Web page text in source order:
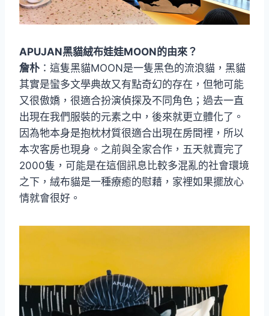
APUJAN黑貓絨布娃娃MOON的由來？
詹朴 ：這隻黑貓MOON是一隻黑色的流浪貓，黑貓
其實是蠻多文學典故又有點奇幻的存在，但牠可能
又很傲嬌，很適合扮演偵探及不同角色；過去一直
出現在我們服裝的元素之中，後來就更立體化了。
因為牠本身是抱枕材質很適合出現在房間裡，所以
本次客房也現身。之前與全家合作，五天就賣完了
2000隻，可能是在這個訊息比較多混亂的社會環境
之下，絨布貓是一種療癒的慰藉，家裡如果擺放心
情就會很好。